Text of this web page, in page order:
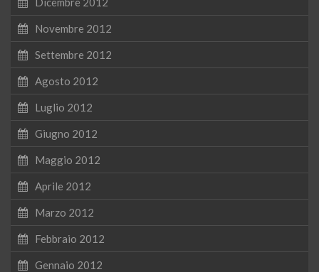
Novembre 2012
Settembre 2012
Agosto 2012
Luglio 2012
Giugno 2012
Maggio 2012
Aprile 2012
Marzo 2012
Febbraio 2012
Gennaio 2012